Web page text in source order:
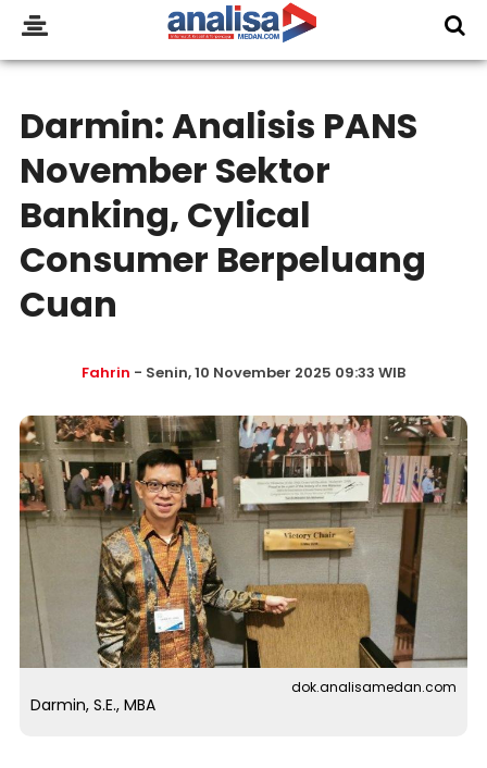
Darmin: Analisis PANS
November Sektor
Banking, Cylical
Consumer Berpeluang
Cuan
Fahrin - Senin, 10 November 2025 09:33 WIB
dok.analisamedan.com
Darmin, S.E., MBA